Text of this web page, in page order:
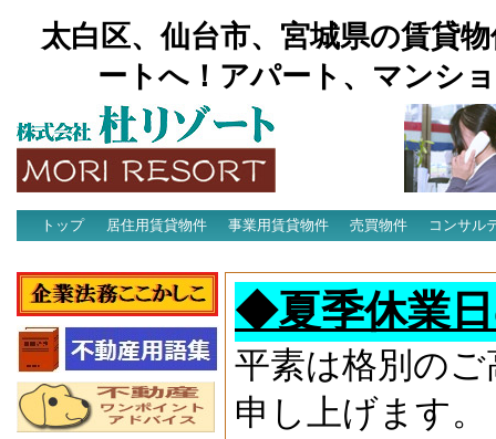
太白区、仙台市、宮城県の賃貸
ートへ！アパート、マンシ
トップ 居住用賃貸物件 事業用賃貸物件 売買物件
コンサル
◆夏季休業
平素は格別の
申し上げます。